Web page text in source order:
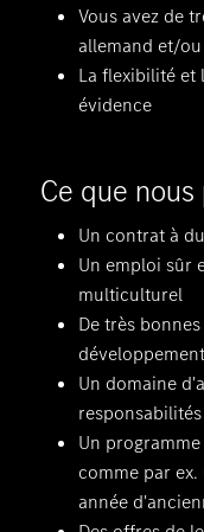
Vous avez de
allemand et/
La flexibilité
évidence
Ce que
Un contrat à
Un emploi sûr
multiculturel
De très
développement
Un domaine
responsabilités
Un
comme par
année